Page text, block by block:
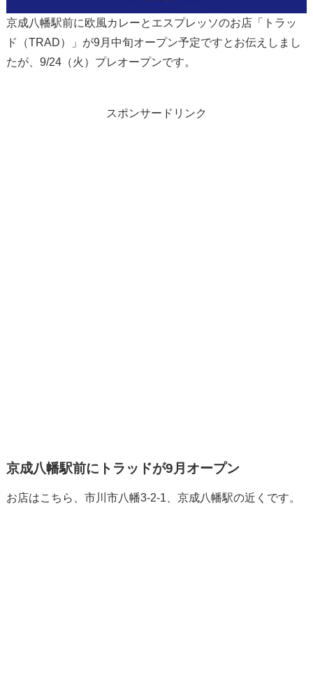
京成八幡駅前に欧風カレーとエスプレッソのお店「トラッ
ド（TRAD）」が9月中旬オープン予定ですとお伝えしまし
たが、9/24（火）プレオープンです。
スポンサードリンク
京成八幡駅前にトラッドが9月オープン
お店はこちら、市川市八幡3-2-1、京成八幡駅の近くです。